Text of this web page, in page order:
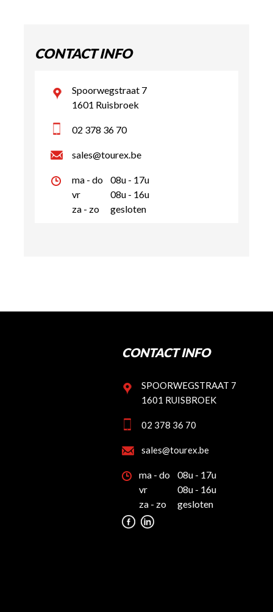
CONTACT INFO
Spoorwegstraat 7
1601 Ruisbroek
02 378 36 70
sales@tourex.be
ma - do
08u - 17u
vr
08u - 16u
za - zo
gesloten
CONTACT INFO
SPOORWEGSTRAAT 7
1601 RUISBROEK
02 378 36 70
sales@tourex.be
ma - do
08u - 17u
vr
08u - 16u
za - zo
gesloten